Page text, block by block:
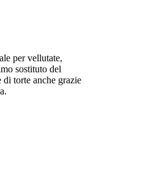
per vellutate,
sostituto del
di torte anche grazie